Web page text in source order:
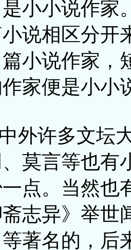
小小说作家
说相区分开
小说作家，
家便是小小
外许多文坛
莫言等也有
点。当然也
志异》举世
著名的，后